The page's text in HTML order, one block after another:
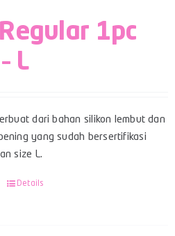
1pc
L
dari bahan silikon lembut dan
yang sudah bersertifikasi
size L.
Details